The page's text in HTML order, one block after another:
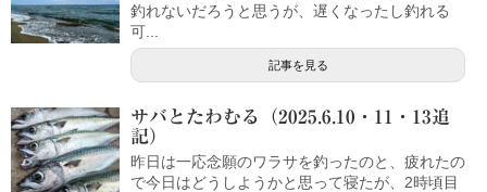
釣れないだろうと思うが、遅くなったし釣れる
可...
記事を見る
サバとたわむる（2025.6.10・11・13追
記）
昨日は一応念願のワラサを釣ったのと、疲れたの
で今日はどうしようかと思って寝たが、2時頃目